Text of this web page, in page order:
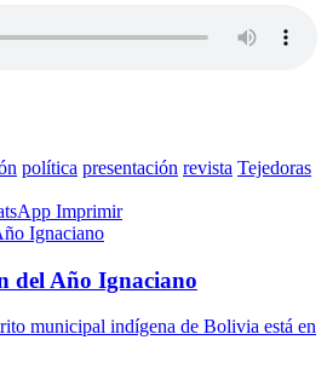
política presentación revista Tejedoras
Imprimir
Ignaciano
del Año Ignaciano
municipal indígena de Bolivia está en